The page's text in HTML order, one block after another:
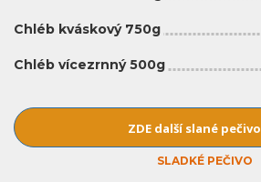
Chléb kváskový 750g
Chléb vícezrnný 500g
ZDE další slané pečivo
SLADKÉ PEČIVO